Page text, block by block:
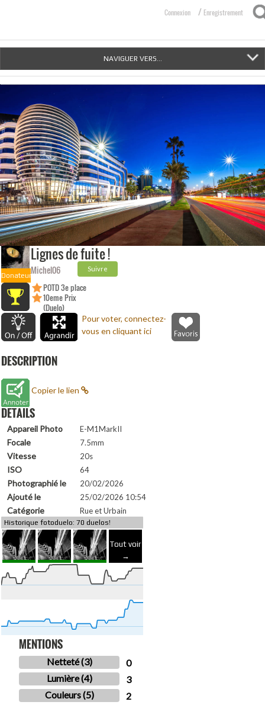
Connexion / Enregistrement
NAVIGUER VERS...
Donateur
Lignes de fuite !
Michel06 Suivre
POTD 3e place
10eme Prix
(Duelo)
Pour voter, connectez-
vous en cliquant ici
DESCRIPTION
Copier le lien
DETAILS
Appareil Photo E-M1MarkII
Focale 7.5mm
Vitesse 20s
ISO 64
Photographié le 20/02/2026
Ajouté le 25/02/2026 10:54
Catégorie Rue et Urbain
Historique fotoduelo: 70 duelos!
Tout voir
→
MENTIONS
Netteté (3)
0
Lumière (4)
3
Couleurs (5)
2